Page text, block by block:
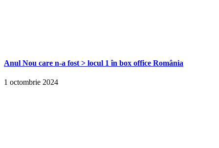
Anul Nou care n-a fost > locul 1 în box office România
1 octombrie 2024